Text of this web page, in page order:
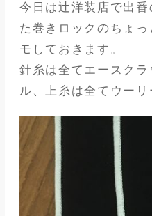
今日は辻洋装店で出
た巻きロックのちょ
モしておきます。
針糸は全てエースク
ル、上糸は全てウーリ